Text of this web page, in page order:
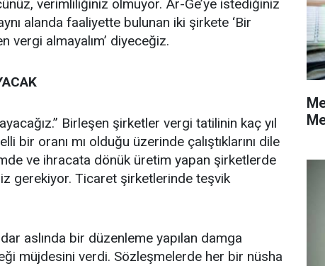
verimliliğiniz olmuyor. Ar-Ge’ye istediğiniz
alanda faaliyette bulunan iki şirkete ‘Bir
vergi almayalım’ diyeceğiz.
Birleşen şirketler vergi tatilinin kaç yıl
bir oranı mı olduğu üzerinde çalıştıklarını dile
ve ihracata dönük üretim yapan şirketlerde
gerekiyor. Ticaret şirketlerinde teşvik
aslında bir düzenleme yapılan damga
müjdesini verdi. Sözleşmelerde her bir nüsha